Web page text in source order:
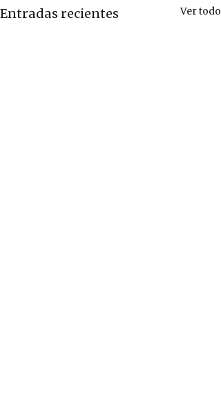
Entradas recientes Ver todo